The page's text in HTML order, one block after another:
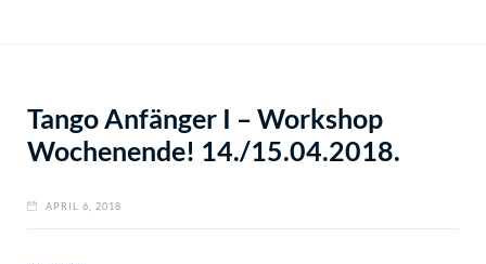
Tango Anfänger I – Workshop
Wochenende! 14./15.04.2018.
APRIL 6, 2018